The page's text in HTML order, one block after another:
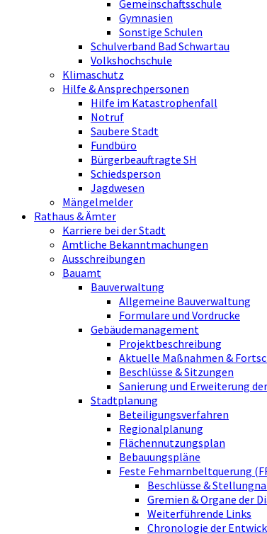
Gemeinschaftsschule
Gymnasien
Sonstige Schulen
Schulverband Bad Schwartau
Volkshochschule
Klimaschutz
Hilfe & Ansprechpersonen
Hilfe im Katastrophenfall
Notruf
Saubere Stadt
Fundbüro
Bürgerbeauftragte SH
Schiedsperson
Jagdwesen
Mängelmelder
Rathaus & Ämter
Karriere bei der Stadt
Amtliche Bekanntmachungen
Ausschreibungen
Bauamt
Bauverwaltung
Allgemeine Bauverwaltung
Formulare und Vordrucke
Gebäudemanagement
Projektbeschreibung
Aktuelle Maßnahmen &
Beschlüsse & Sitzungen
Sanierung und Erweiterung
Stadtplanung
Beteiligungsverfahren
Regionalplanung
Flächennutzungsplan
Bebauungspläne
Feste Fehmarnbeltquerung
Beschlüsse &
Gremien & Organe der
Weiterführende Links
Chronologie der